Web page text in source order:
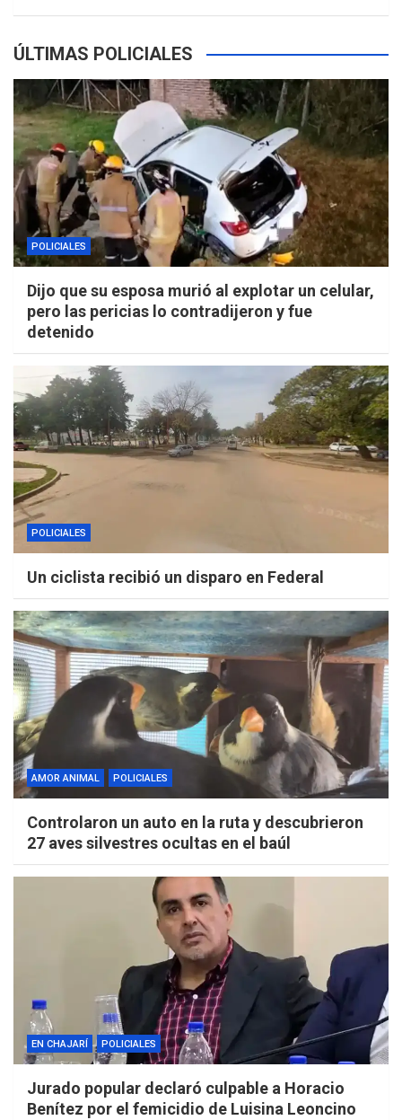
ÚLTIMAS POLICIALES
POLICIALES
Dijo que su esposa murió al explotar un celular,
pero las pericias lo contradijeron y fue
detenido
POLICIALES
Un ciclista recibió un disparo en Federal
AMOR ANIMAL POLICIALES
Controlaron un auto en la ruta y descubrieron
27 aves silvestres ocultas en el baúl
EN CHAJARÍ POLICIALES
Jurado popular declaró culpable a Horacio
Benítez por el femicidio de Luisina Leoncino